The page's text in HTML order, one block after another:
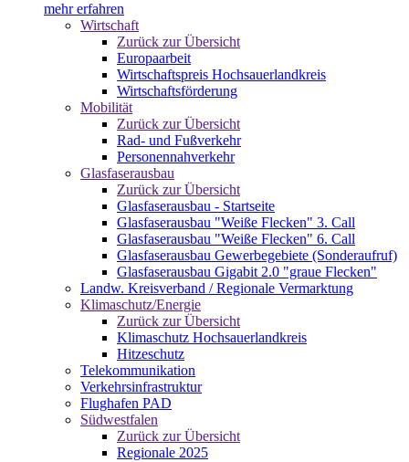
mehr erfahren
Wirtschaft
Zurück zur Übersicht
Europaarbeit
Wirtschaftspreis Hochsauerlandkreis
Wirtschaftsförderung
Mobilität
Zurück zur Übersicht
Rad- und Fußverkehr
Personennahverkehr
Glasfaserausbau
Zurück zur Übersicht
Glasfaserausbau - Startseite
Glasfaserausbau "Weiße Flecken" 3. Call
Glasfaserausbau "Weiße Flecken" 6. Call
Glasfaserausbau Gewerbegebiete (Sonderaufruf)
Glasfaserausbau Gigabit 2.0 "graue Flecken"
Landw. Kreisverband / Regionale Vermarktung
Klimaschutz/Energie
Zurück zur Übersicht
Klimaschutz Hochsauerlandkreis
Hitzeschutz
Telekommunikation
Verkehrsinfrastruktur
Flughafen PAD
Südwestfalen
Zurück zur Übersicht
Regionale 2025